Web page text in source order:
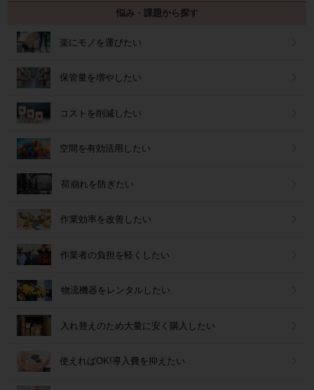
悩み・課題から探す
楽にモノを運びたい
保管量を増やしたい
コストを削減したい
空間を有効活用したい
荷崩れを防ぎたい
作業効率を改善したい
作業者の負担を軽くしたい
物流機器をレンタルしたい
入れ替えのため大量に安く購入したい
使えればOK!導入費を抑えたい